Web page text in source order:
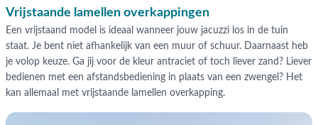
Vrijstaande lamellen overkappingen
Een vrijstaand model is ideaal wanneer jouw jacuzzi los in de tuin
staat. Je bent niet afhankelijk van een muur of schuur. Daarnaast heb
je volop keuze. Ga jij voor de kleur antraciet of toch liever zand? Liever
bedienen met een afstandsbediening in plaats van een zwengel? Het
kan allemaal met vrijstaande lamellen overkapping.